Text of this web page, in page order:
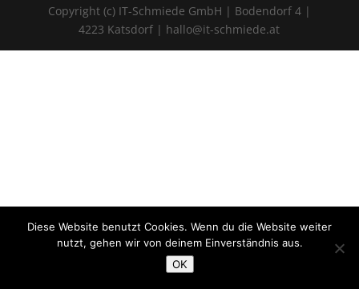
Copyright (c) IT-Schmiede GmbH | Bodendorf 4 |
4223 Katsdorf | hallo@it-schmiede.at
Diese Website benutzt Cookies. Wenn du die Website weiter
nutzt, gehen wir von deinem Einverständnis aus.
OK